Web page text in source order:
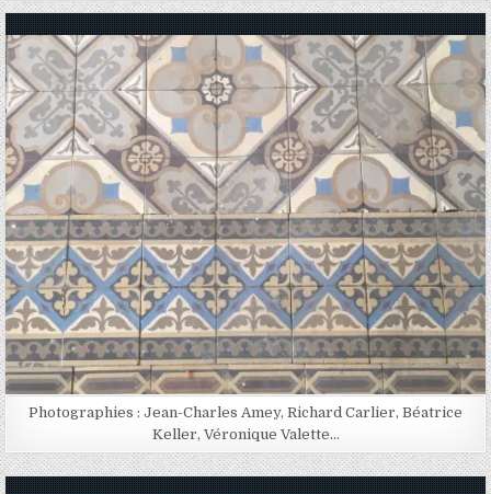
Posted in
Photographies : Jean-Charles Amey, Richard Carlier, Béatrice
Keller, Véronique Valette…